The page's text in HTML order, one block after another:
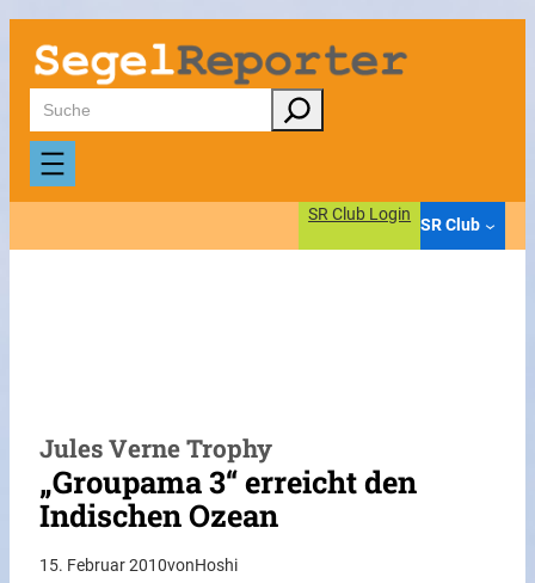
Zum
Inhalt
springen
Suchen
SR Club Login
SR Club
Jules Verne Trophy
„Groupama 3“ erreicht den
Indischen Ozean
15. Februar 2010vonHoshi